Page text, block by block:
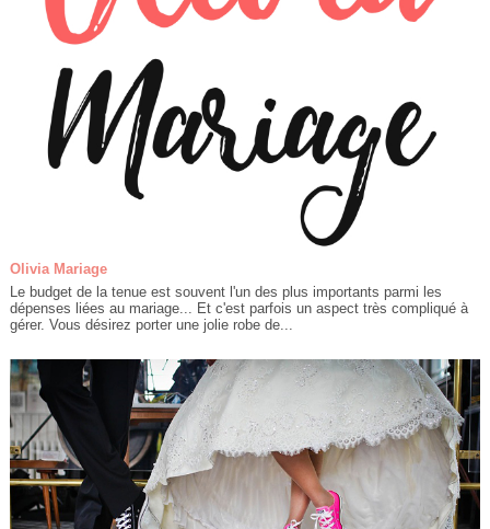
Olivia Mariage
Le budget de la tenue est souvent l'un des plus importants parmi les
dépenses liées au mariage... Et c'est parfois un aspect très compliqué à
gérer. Vous désirez porter une jolie robe de...